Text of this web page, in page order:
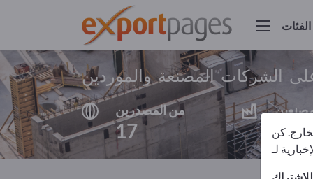
الفئات
الشركات المصنعة والموردين
من المصدرين
17 16
كن